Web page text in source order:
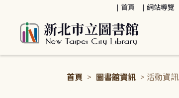
首頁 網站導覽
首頁 > 圖書館資訊 > 活動資訊